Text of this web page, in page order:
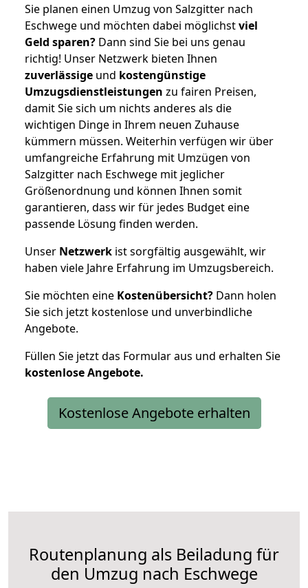
Sie planen einen Umzug von Salzgitter nach
Eschwege und möchten dabei möglichstviel
Geld sparen? Dann sind Sie bei uns genau
richtig! Unser Netzwerk bieten Ihnen
zuverlässige und kostengünstige
Umzugsdienstleistungen zu fairen Preisen,
damit Sie sich um nichts anderes als die
wichtigen Dinge in Ihrem neuen Zuhause
kümmern müssen. Weiterhin verfügen wir über
umfangreiche Erfahrung mit Umzügen von
Salzgitter nach Eschwege mit jeglicher
Größenordnung und können Ihnen somit
garantieren, dass wir für jedes Budget eine
passende Lösung finden werden.
Unser Netzwerk ist sorgfältig ausgewählt, wir
haben viele Jahre Erfahrung im Umzugsbereich.
Sie möchten eine Kostenübersicht? Dann holen
Sie sich jetzt kostenlose und unverbindliche
Angebote.
Füllen Sie jetzt das Formular aus und erhalten Sie
kostenloseAngebote.
Kostenlose Angebote erhalten
Routenplanung als Beiladung für
den Umzug nach Eschwege